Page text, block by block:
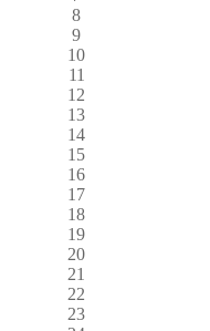
8
9
10
11
12
13
14
15
16
17
18
19
20
21
22
23